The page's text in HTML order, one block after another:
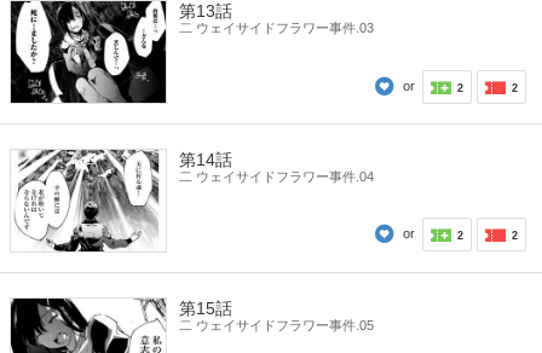
第13話
二 ウェイサイドフラワー事件.03
or 2 2
第14話
二 ウェイサイドフラワー事件.04
or 2 2
第15話
二 ウェイサイドフラワー事件.05